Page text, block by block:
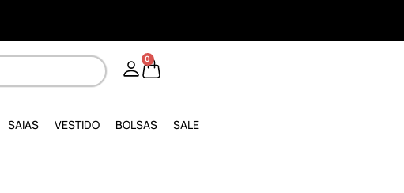
0
SAIAS VESTIDO BOLSAS SALE